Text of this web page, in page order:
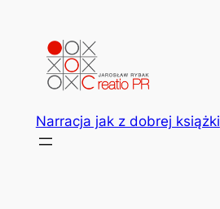
Narracja jak z dobrej książki